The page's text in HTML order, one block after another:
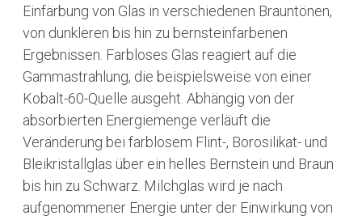
Einfärbung von Glas in verschiedenen Brauntönen,
von dunkleren bis hin zu bernsteinfarbenen
Ergebnissen. Farbloses Glas reagiert auf die
Gammastrahlung, die beispielsweise von einer
Kobalt-60-Quelle ausgeht. Abhängig von der
absorbierten Energiemenge verläuft die
Veränderung bei farblosem Flint-, Borosilikat- und
Bleikristallglas über ein helles Bernstein und Braun
bis hin zu Schwarz. Milchglas wird je nach
aufgenommener Energie unter der Einwirkung von